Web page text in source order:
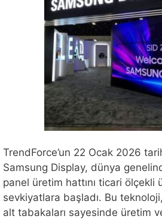
TrendForce’un 22 Ocak 2026
Samsung Display, dünya
panel üretim hattını ticari ölçekli
sevkiyatlara başladı. Bu
alt tabakaları sayesinde üretim